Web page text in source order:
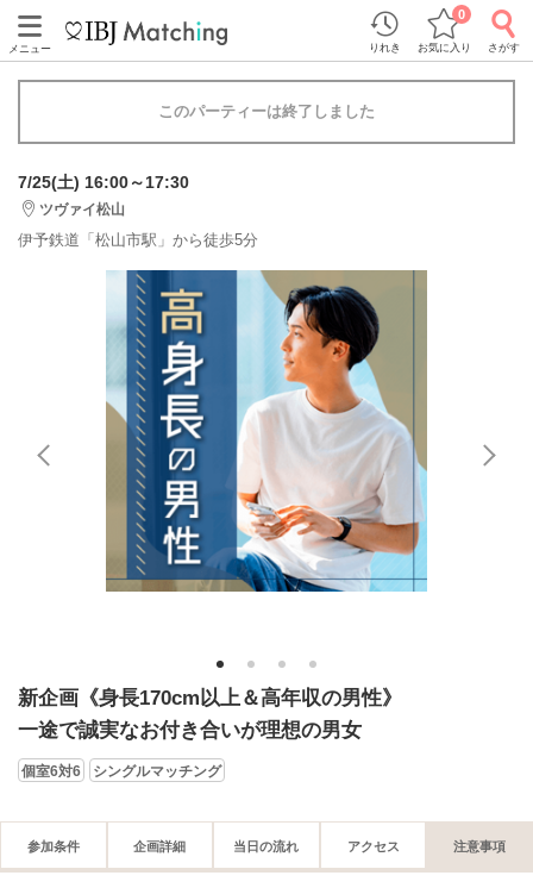
メニュー りれき お気に入り
0
さがす
このパーティーは終了しました
7/25(土) 16:00～17:30
ツヴァイ松山
伊予鉄道「松山市駅」から徒歩5分
1 2 3 4
新企画《身長170cm以上＆高年収の男性》
一途で誠実なお付き合いが理想の男女
個室6対6 シングルマッチング
参加条件 企画詳細 当日の流れ アクセス 注意事項